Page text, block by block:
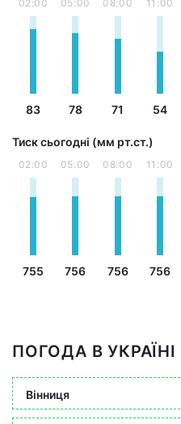
02:00
83
05:00
78
08:00
71
11:00
54
Тиск сьогодні (мм рт.ст.)
02:00
755
05:00
756
08:00
756
11:00
756
ПОГОДА В УКРАЇНІ
Вінниця